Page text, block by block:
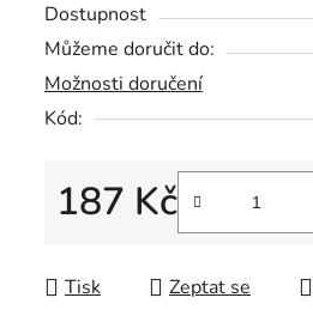
Dostupnost
Můžeme doručit do:
Možnosti doručení
Kód:
187 Kč
Tisk Zeptat se